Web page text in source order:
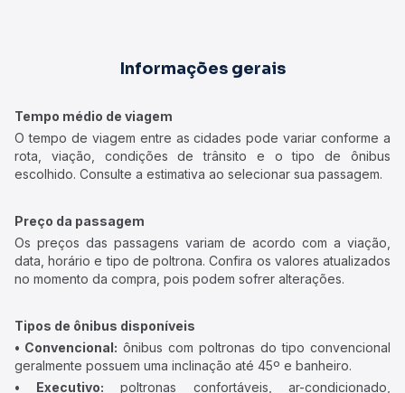
Informações gerais
Tempo médio de viagem
O tempo de viagem entre as cidades pode variar conforme a
rota, viação, condições de trânsito e o tipo de ônibus
escolhido. Consulte a estimativa ao selecionar sua passagem.
Preço da passagem
Os preços das passagens variam de acordo com a viação,
data, horário e tipo de poltrona. Confira os valores atualizados
no momento da compra, pois podem sofrer alterações.
Tipos de ônibus disponíveis
• Convencional: ônibus com poltronas do tipo convencional
geralmente possuem uma inclinação até 45º e banheiro.
• Executivo: poltronas confortáveis, ar-condicionado,